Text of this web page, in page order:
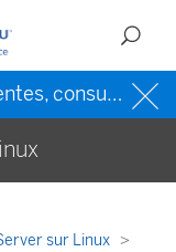
Pour les informations les plus récentes, consultez l’
sur Linux